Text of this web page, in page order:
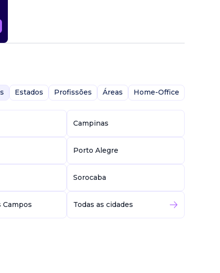
Estados Profissões Áreas Home-Office
Campinas
Porto Alegre
Sorocaba
Campos Todas as cidades